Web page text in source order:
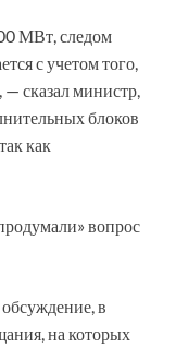
МВт, следом
с учетом того,
— сказал министр,
блоков
как
вопрос
в
на которых